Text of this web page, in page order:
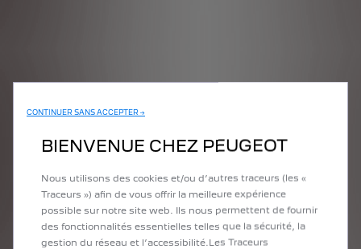
CONTINUER SANS ACCEPTER →
BIENVENUE CHEZ PEUGEOT
Nous utilisons des cookies et/ou d’autres traceurs (les «
Traceurs ») afin de vous offrir la meilleure expérience
possible sur notre site web. Ils nous permettent de fournir
des fonctionnalités essentielles telles que la sécurité, la
gestion du réseau et l’accessibilité.Les Traceurs